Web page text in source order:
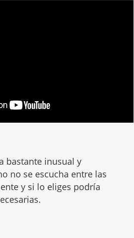
bastante inusual y
no se escucha entre las
y si lo eliges podría